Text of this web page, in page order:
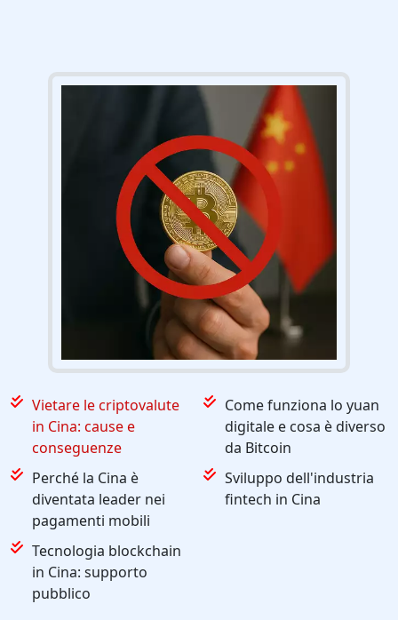
Vietare le criptovalute
in Cina: cause e
conseguenze
Come funziona lo yuan
digitale e cosa è diverso
da Bitcoin
Perché la Cina è
diventata leader nei
pagamenti mobili
Sviluppo dell'industria
fintech in Cina
Tecnologia blockchain
in Cina: supporto
pubblico